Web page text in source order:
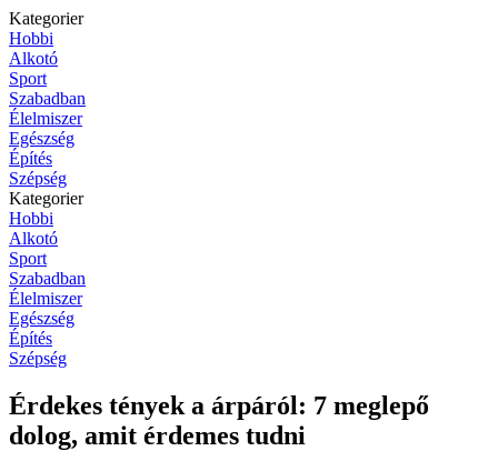
Kategorier
Hobbi
Alkotó
Sport
Szabadban
Élelmiszer
Egészség
Építés
Szépség
Kategorier
Hobbi
Alkotó
Sport
Szabadban
Élelmiszer
Egészség
Építés
Szépség
Érdekes tények a árpáról: 7 meglepő
dolog, amit érdemes tudni